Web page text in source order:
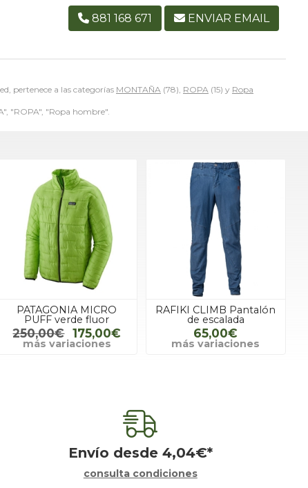
pertenece a las categorías MONTAÑA (78), ROPA (15) y Ropa
"ROPA", "Ropa hombre".
881 168 671 ENVIAR EMAIL
PATAGONIA MICRO
PUFF verde fluor
250,00€ 175,00€
más variaciones
RAFIKI CLIMB Pantalón
de escalada
65,00€
más variaciones
Envío desde 4,04€*
consulta condiciones